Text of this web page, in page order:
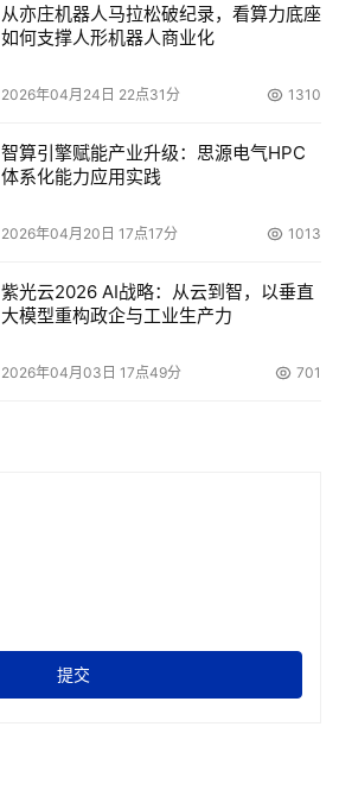
从亦庄机器人马拉松破纪录，看算力底座
如何支撑人形机器人商业化
2026年04月24日 22点31分 1310
智算引擎赋能产业升级：思源电气HPC
体系化能力应用实践
2026年04月20日 17点17分 1013
紫光云2026 AI战略：从云到智，以垂直
大模型重构政企与工业生产力
2026年04月03日 17点49分 701
提交